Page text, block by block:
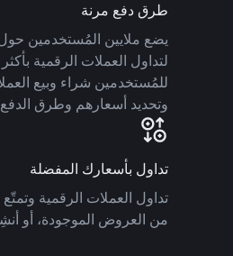
طرق دفع مرنة
للمُستخدمين شراء وبيع
وتحديد أسعارهم وطرق
تداول بأسعارك المفضلة
تداول العملات الرقمية
من العروض الموجودة، أو